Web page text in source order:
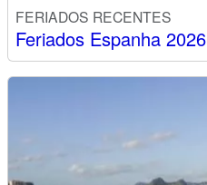
FERIADOS RECENTES
Feriados Espanha 2026